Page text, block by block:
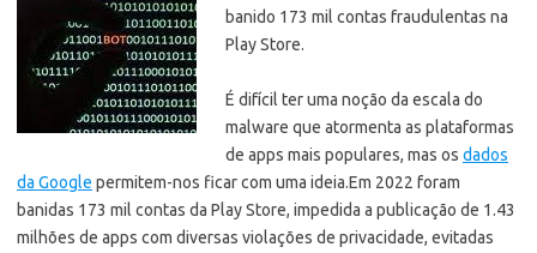
banido 173 mil contas fraudulentas na
Play Store.
É difícil ter uma noção da escala do
malware que atormenta as plataformas
de apps mais populares, mas os dados
da Google permitem-nos ficar com uma ideia.Em 2022 foram
banidas 173 mil contas da Play Store, impedida a publicação de 1.43
milhões de apps com diversas violações de privacidade, evitadas